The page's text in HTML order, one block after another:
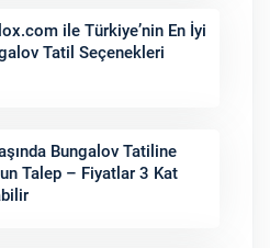
ile Türkiye’nin En İyi
Tatil Seçenekleri
Bungalov Tatiline
Talep – Fiyatlar 3 Kat